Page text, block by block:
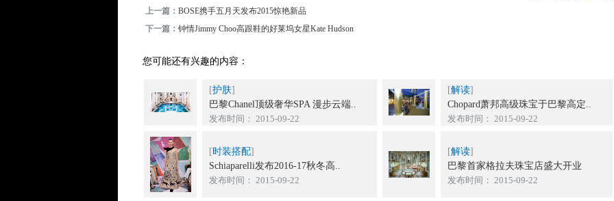
上一篇：BOSE携手五月天发布2015惊艳新品
下一篇：钟情Jimmy Choo高跟鞋的好莱坞女星Kate Hudson
您可能还有兴趣的内容：
[护肤]
巴黎Chanel顶级奢华SPA 漫步云端..
发布时间： 2015-09-22
[解读]
Chopard萧邦高级珠宝于巴黎高定..
发布时间： 2015-09-22
[时装搭配]
Schiaparelli发布2016-17秋冬高..
发布时间： 2015-09-22
[解读]
巴黎首家格拉夫珠宝店盛大开业
发布时间： 2015-09-22